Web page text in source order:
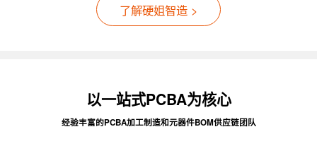
了解硬姐智造 >
以一站式PCBA为核心
经验丰富的PCBA加工制造和元器件BOM供应链团队